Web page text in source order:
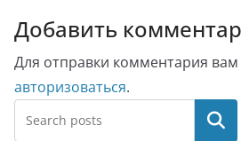
Добавить
Для отправки комментария
авторизоваться.
Поиск